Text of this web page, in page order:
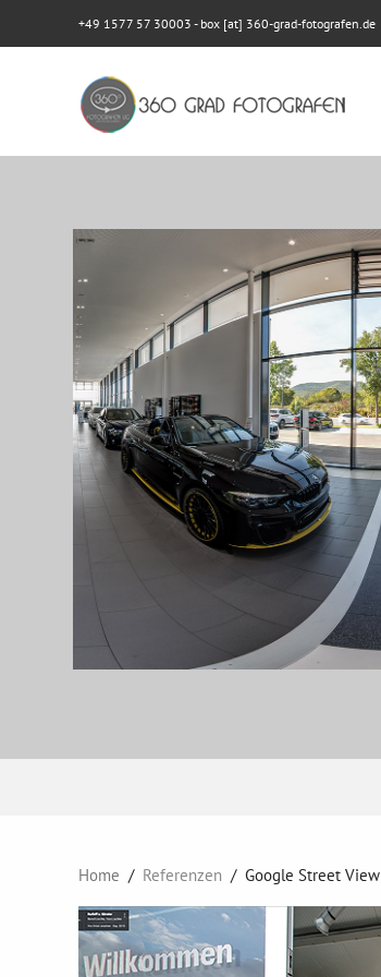
+49 1577 57 30003 - box [at] 360-grad-fotografen.de
Home Referenzen Google Street View